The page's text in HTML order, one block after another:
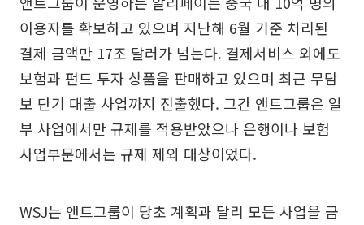
이용자를 확보하고 있으며 지난해 6월 기준 처리된
결제 금액만 17조 달러가 넘는다. 결제서비스 외에도
보험과 펀드 투자 상품을 판매하고 있으며 최근 무담
보 단기 대출 사업까지 진출했다. 그간 앤트그룹은 일
부 사업에서만 규제를 적용받았으나 은행이나 보험
사업부문에서는 규제 제외 대상이었다.
WSJ는 앤트그룹이 당초 계획과 달리 모든 사업을 금